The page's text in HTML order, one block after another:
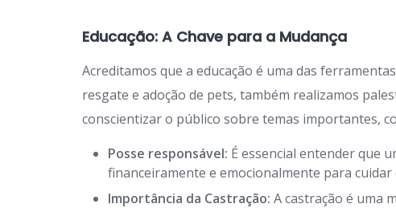
Educação: A Chave para a Mudança
Acreditamos que a educação é uma das
resgate e adoção de pets, também realizamos
conscientizar o público sobre temas importantes,
Posse responsável: É essencial entender que
financeiramente e emocionalmente para cuidar
Importância da Castração: A castração é uma